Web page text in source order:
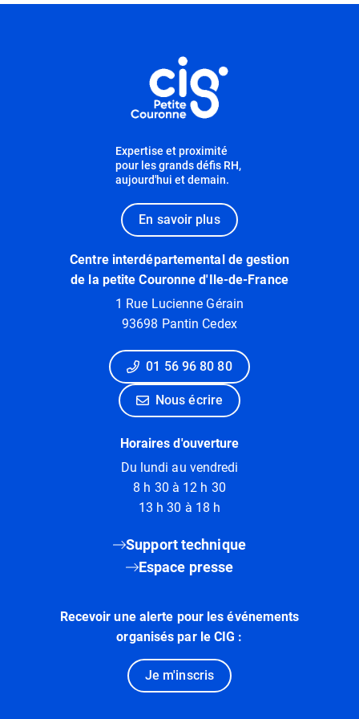
Expertise et proximité
pour les grands défis RH,
aujourd'hui et demain.
En savoir plus
Centre interdépartemental de gestion
de la petite Couronne d'Ile-de-France
1 Rue Lucienne Gérain
93698 Pantin Cedex
01 56 96 80 80
Nous écrire
Horaires d'ouverture
Du lundi au vendredi
8 h 30 à 12 h 30
13 h 30 à 18 h
Support technique
Espace presse
Recevoir une alerte pour les événements
organisés par le CIG :
Je m'inscris